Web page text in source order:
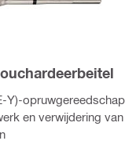
Y)-
en verwijdering van